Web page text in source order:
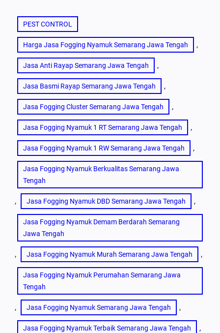
PEST CONTROL
Harga Jasa Fogging Nyamuk Semarang Jawa Tengah ,
Jasa Anti Rayap Semarang Jawa Tengah ,
Jasa Basmi Rayap Semarang Jawa Tengah ,
Jasa Fogging Cluster Semarang Jawa Tengah ,
Jasa Fogging Nyamuk 1 RT Semarang Jawa Tengah ,
Jasa Fogging Nyamuk 1 RW Semarang Jawa Tengah ,
Jasa Fogging Nyamuk Berkualitas Semarang Jawa
Tengah
, Jasa Fogging Nyamuk DBD Semarang Jawa Tengah ,
Jasa Fogging Nyamuk Demam Berdarah Semarang
Jawa Tengah
, Jasa Fogging Nyamuk Murah Semarang Jawa Tengah ,
Jasa Fogging Nyamuk Perumahan Semarang Jawa
Tengah
, Jasa Fogging Nyamuk Semarang Jawa Tengah ,
Jasa Fogging Nyamuk Terbaik Semarang Jawa Tengah ,